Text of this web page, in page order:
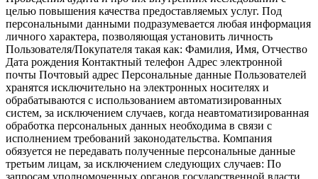
целью повышения качества предоставляемых услуг. Под
персональными данными подразумевается любая информация
личного характера, позволяющая установить личность
Пользователя/Покупателя такая как: Фамилия, Имя, Отчество
Дата рождения Контактный телефон Адрес электронной
почты Почтовый адрес Персональные данные Пользователей
хранятся исключительно на электронных носителях и
обрабатываются с использованием автоматизированных
систем, за исключением случаев, когда неавтоматизированная
обработка персональных данных необходима в связи с
исполнением требований законодательства. Компания
обязуется не передавать полученные персональные данные
третьим лицам, за исключением следующих случаев: По
запросам уполномоченных органов государственной власти